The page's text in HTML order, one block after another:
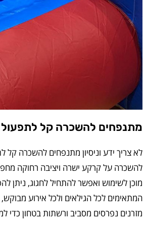
מתנפחים להשכרה קל לתפעול
לא צריך ידע וניסיון מתנפחים להשכרה
להשכרה על קרקע ישרה ויציבה רחוקה
מוכן לשימוש ואפשר להתחיל לחגוג, ניתן
המתאימים לכל הגילאים ולכל אירוע
מזרנים נפרסים מסביב ורשתות בטחון כדי